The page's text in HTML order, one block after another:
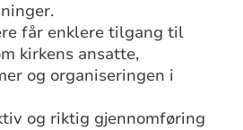
får enklere tilgang til
kirkens ansatte,
og organiseringen i
og riktig gjennomføring